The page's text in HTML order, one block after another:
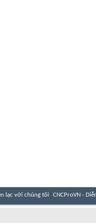
lạc với chúng tôi CNCProVN -